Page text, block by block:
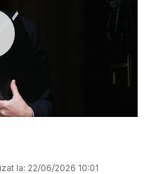
la: 22/06/2026 10:01